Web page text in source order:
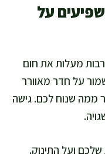
על
מעלות את חום
על חדר מאוורר
ממה שנוח לכם. גישה
ועל התינוק.